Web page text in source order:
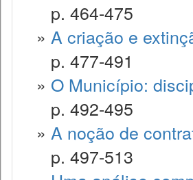
p. 464-475
» A criação e
p. 477-491
» O Município:
p. 492-495
» A noção de
p. 497-513